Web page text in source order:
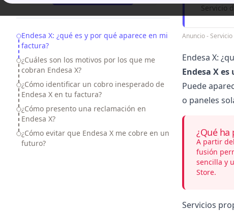
Table of Contents
Endesa X: ¿qué es y por qué aparece en mi
factura?
¿Cuáles son los motivos por los que me
cobran Endesa X?
¿Cómo identificar un cobro inesperado de
Endesa X en tu factura?
¿Cómo presento una reclamación en
Endesa X?
¿Cómo evitar que Endesa X me cobre en un
futuro?
Servicio
Anuncio -
Endesa X:
Endesa Xes
Puede
o paneles
¿Qué ha
A partir
fusión
sencilla y
Store.
Servicios